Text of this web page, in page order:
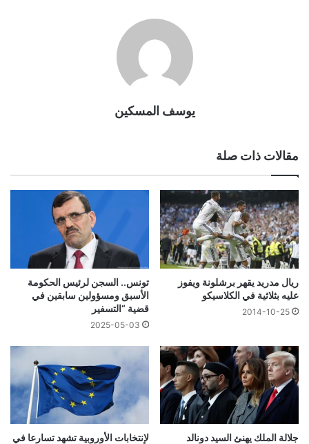
يوسف المسكين
مقالات ذات صلة
ريال مدريد يقهر برشلونة ويفوز
عليه بثلاثية في الكلاسيكو
2014-10-25
تونس.. السجن لرئيس الحكومة
الأسبق ومسؤولين سابقين في
قضية “التسفير
2025-05-03
جلالة الملك يهنئ السيد دونالد لإنتخابات الأوروبية تشهد تسارعا في